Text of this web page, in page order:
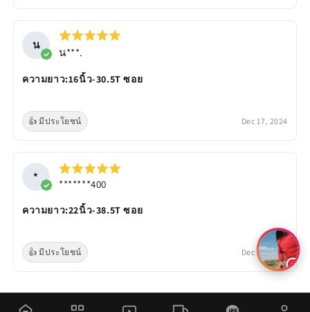
น
น***.
ความยาว:16นิ้ว-30.5T ซอย
👍 มีประโยชน์ Dec 17, 2024
*
*******400
ความยาว:22นิ้ว-38.5T ซอย
👍 มีประโยชน์ Dec 12, 2024
ดูรีวิวทั้งหมด